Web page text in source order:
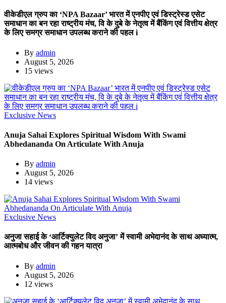
वीकेडीएल ग्रुप का ‘NPA Bazaar’ भारत में एनपीए एवं डिस्ट्रेस्ड एसेट
समाधान का बन रहा राष्ट्रीय मंच, वि के दुबे के नेतृत्व में बैंकिंग एवं वित्तीय क्षेत्र
के लिए समग्र समाधान उपलब्ध कराने की पहल i
By admin
August 5, 2026
15 views
Exclusive News
Anuja Sahai Explores Spiritual Wisdom With Swami
Abhedananda On Articulate With Anuja
By admin
August 5, 2026
14 views
Exclusive News
अनुजा सहाई के ‘आर्टिक्युलेट विद अनुजा’ में स्वामी अभेदानंद के साथ अध्यात्म,
आत्मबोध और जीवन की गहन यात्रा
By admin
August 5, 2026
12 views